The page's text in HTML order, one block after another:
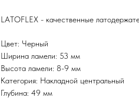
LATOFLEX - качественные
Цвет: Черный
Ширина ламели: 53 мм
Высота ламели: 8-9 мм
Категория: Накладной центральный
Глубина: 49 мм